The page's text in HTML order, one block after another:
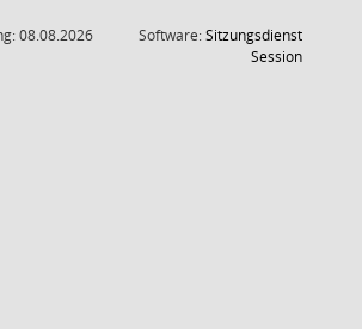
08.08.2026
Software:Sitzungsdienst
Session(Wird in